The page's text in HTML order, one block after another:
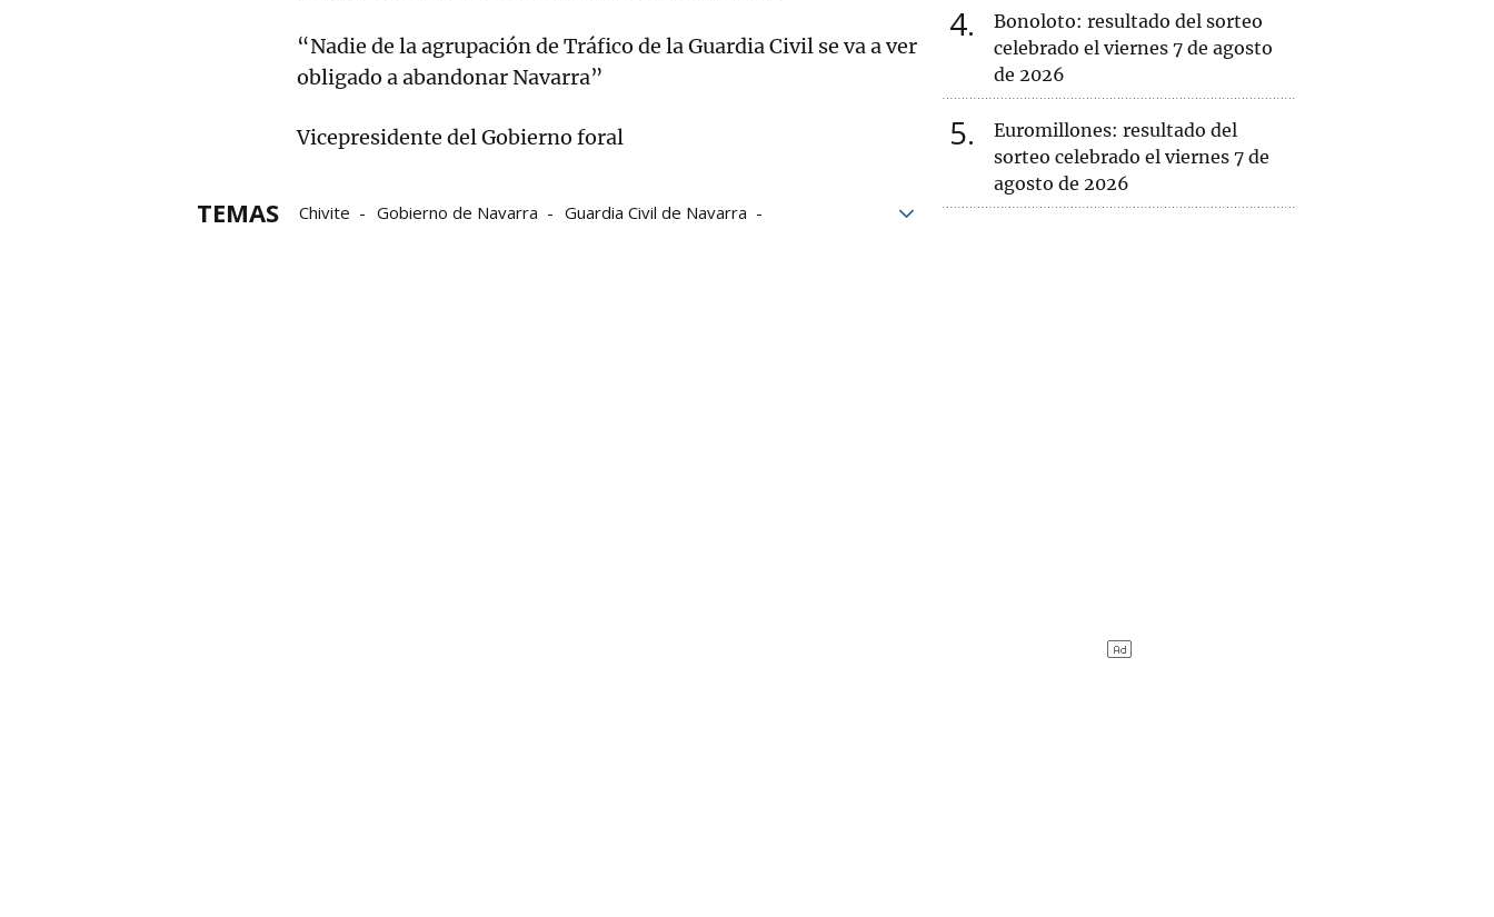
“Nadie de la agrupación de Tráfico de la Guardia Civil se va a ver
obligado a abandonar Navarra”
Vicepresidente del Gobierno foral
TEMAS Chivite Gobierno de Navarra
Guardia Civil de Navarra
4
Bonoloto: resultado del sorteo
celebrado el viernes 7 de agosto
de 2026
5
Euromillones: resultado del
sorteo celebrado el viernes 7 de
agosto de 2026